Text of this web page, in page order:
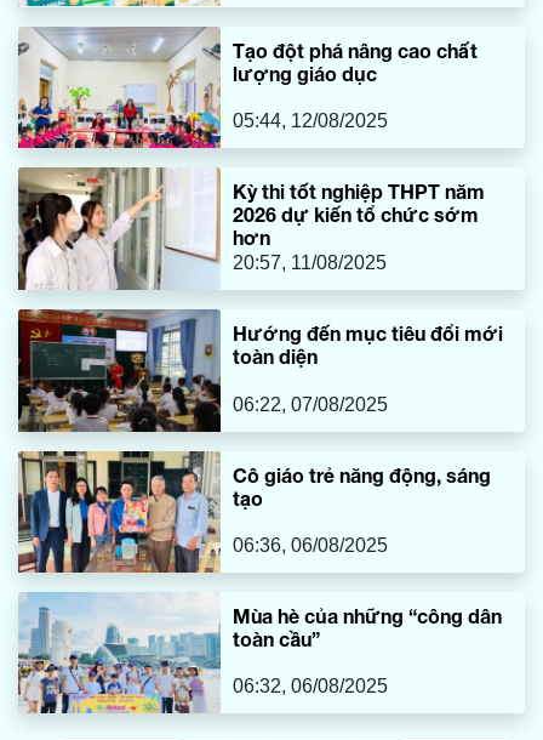
Tạo đột phá nâng cao chất
lượng giáo dục
05:44, 12/08/2025
Kỳ thi tốt nghiệp THPT năm
2026 dự kiến tổ chức sớm
hơn
20:57, 11/08/2025
Hướng đến mục tiêu đổi mới
toàn diện
06:22, 07/08/2025
Cô giáo trẻ năng động, sáng
tạo
06:36, 06/08/2025
Mùa hè của những “công dân
toàn cầu”
06:32, 06/08/2025